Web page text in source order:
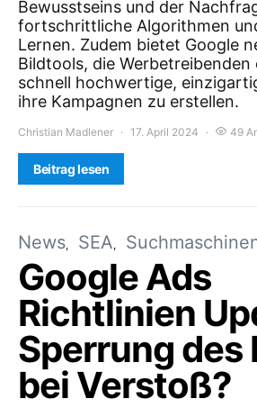
Bewusstseins und der
fortschrittliche Algorithmen
Lernen. Zudem bietet Google
Bildtools, die Werbetreibenden
schnell hochwertige,
ihre Kampagnen zu erstellen.
Christian Madlener 17. April 2024 49
Beitrag lesen
News SEA
Google Ads
Richtlinien
Sperrung des
bei Verstoß?